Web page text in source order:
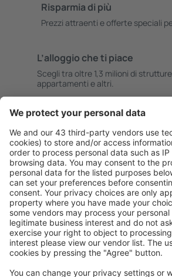
Risparmia di più
Prezzi attraenti e offerte speciali
L’alloggio che ti piace
Scegli tra oltre 1,3 milioni di
appartamenti e altri.
Le strutture più ricercate dagli
Pernottamenti negli Stati Uniti
Pernottamenti in Panama City Beach
Pernottamenti in Sevierville
Pernottamenti in Davenport
Pernottamenti in Treasure Island